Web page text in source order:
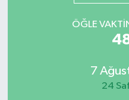
ÖĞLE
7
24
Son Dakika Haberleri